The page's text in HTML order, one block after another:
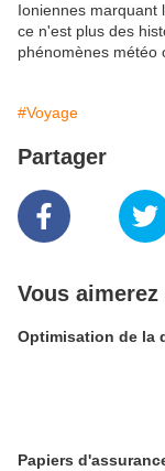
Ioniennes marquant
ce n'est plus des
phénomènes météo
#Voyage
Partager
Vous aimerez
Optimisation de la
Papiers